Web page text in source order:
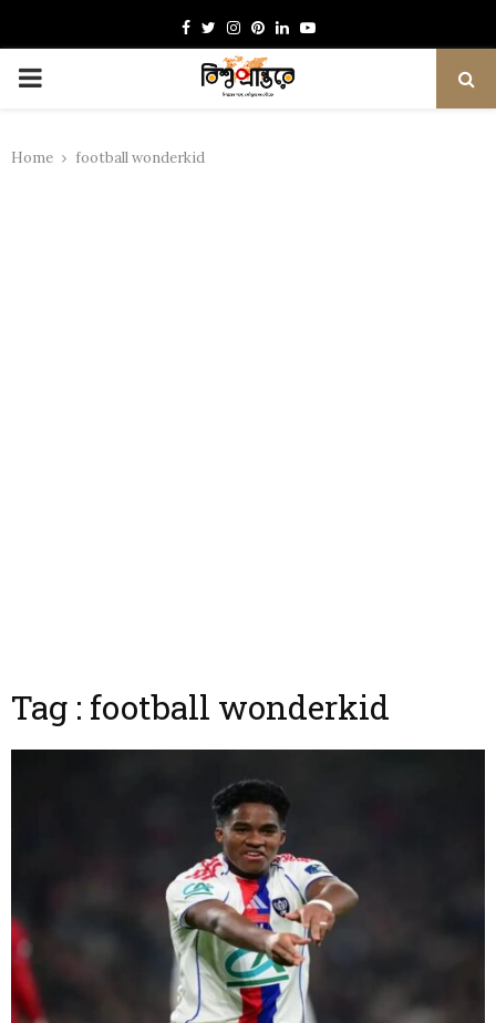
Facebook
TwitterInstagram
Pinterest
LinkedinYoutube
PRIMARY
Home football wonderkid
Tag : football wonderkid